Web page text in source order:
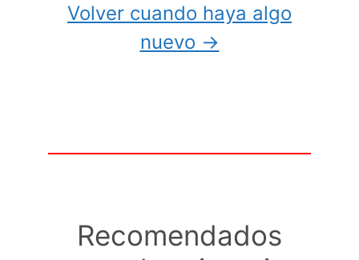
Volver cuando haya algo
nuevo →
Recomendados